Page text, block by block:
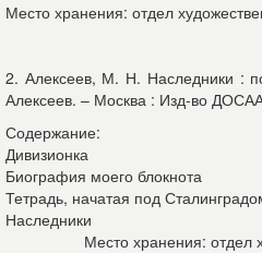
Место хранения: отдел
2. Алексеев, М. Н. Наследники :
Алексеев. – Москва : Изд-во
Содержание:
Дивизионка
Биография моего блокнота
Тетрадь, начатая под
Наследники
Место хранения: отдел